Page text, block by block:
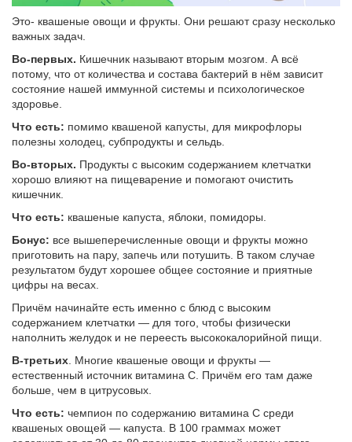
Это- квашеные овощи и фрукты. Они решают сразу несколько
важных задач.
Во-первых. Кишечник называют вторым мозгом. А всё
потому, что от количества и состава бактерий в нём зависит
состояние нашей иммунной системы и психологическое
здоровье.
Что есть: помимо квашеной капусты, для микрофлоры
полезны холодец, субпродукты и сельдь.
Во-вторых. Продукты с высоким содержанием клетчатки
хорошо влияют на пищеварение и помогают очистить
кишечник.
Что есть: квашеные капуста, яблоки, помидоры.
Бонус: все вышеперечисленные овощи и фрукты можно
приготовить на пару, запечь или потушить. В таком случае
результатом будут хорошее общее состояние и приятные
цифры на весах.
Причём начинайте есть именно с блюд с высоким
содержанием клетчатки — для того, чтобы физически
наполнить желудок и не переесть высококалорийной пищи.
В-третьих . Многие квашеные овощи и фрукты —
естественный источник витамина С. Причём его там даже
больше, чем в цитрусовых.
Что есть: чемпион по содержанию витамина C среди
квашеных овощей — капуста. В 100 граммах может